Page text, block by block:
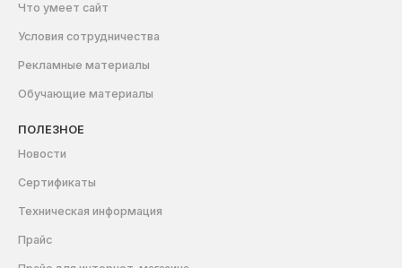
Что умеет сайт
Условия сотрудничества
Рекламные материалы
Обучающие материалы
ПОЛЕЗНОЕ
Новости
Сертификаты
Техническая информация
Прайс